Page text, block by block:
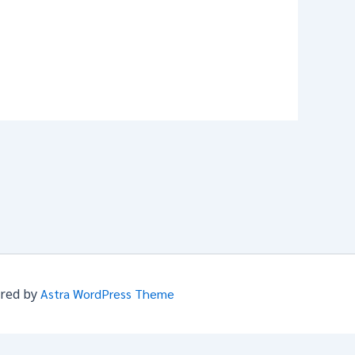
byAstra WordPress Theme